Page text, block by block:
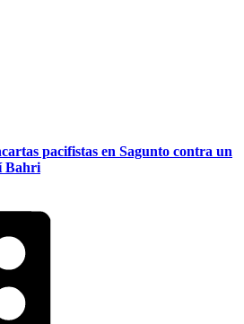
pacifistas en Sagunto contra un
Bahri